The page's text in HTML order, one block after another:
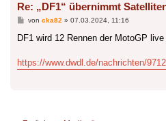
Re: „DF1“ übernimmt
Beitrag
von cka82 » 07.03.2024, 11:16
DF1 wird 12 Rennen der MotoGP
https://www.dwdl.de/nachrichten/